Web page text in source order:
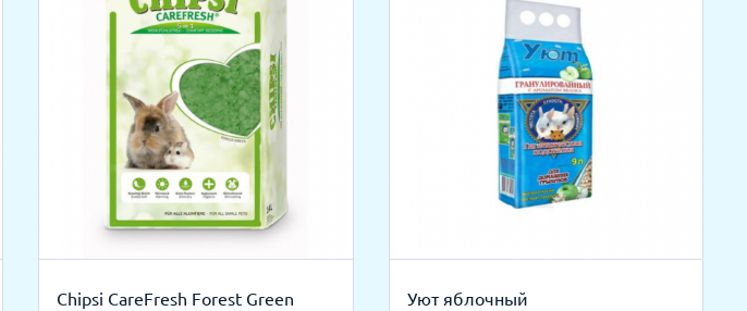
Chipsi CareFresh Forest Green Уют яблочный